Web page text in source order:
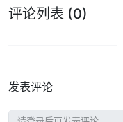
评论列表 (0)
发表评论